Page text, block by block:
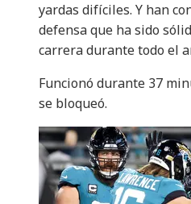
yardas difíciles. Y han
defensa que ha sido
carrera durante todo el
Funcionó durante 37
se bloqueó.